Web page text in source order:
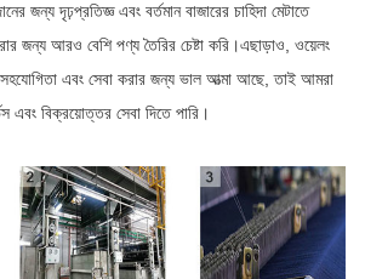
জন্য দৃঢ়প্রতিজ্ঞ এবং বর্তমান বাজারের চাহিদা মেটাতে
জন্য আরও বেশি পণ্য তৈরির চেষ্টা করি।এছাড়াও, ওয়েলং
এবং সেবা করার জন্য ভাল আত্মা আছে, তাই আমরা
এবং বিক্রয়োত্তর সেবা দিতে পারি।